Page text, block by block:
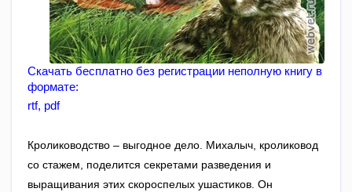
Скачать бесплатно без регистрации неполную книгу в
формате:
rtf, pdf
Кролиководство – выгодное дело. Михалыч, кроликовод
со стажем, поделится секретами разведения и
выращивания этих скороспелых ушастиков. Он